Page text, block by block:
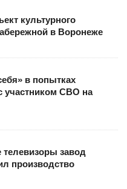
культурного
в Воронеже
в попытках
участником СВО на
завод
производство